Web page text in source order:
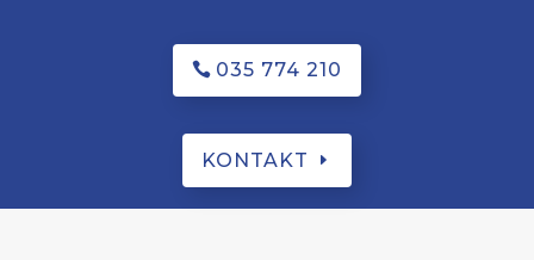
035 774 210
KONTAKT